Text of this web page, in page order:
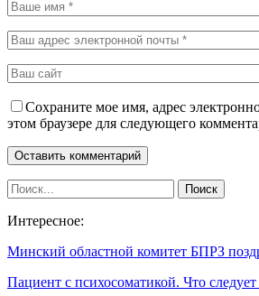
Сохраните мое имя, адрес
этом браузере для следующего
Интересное:
Минский областной комитет БПРЗ
Пациент с психосоматикой. Что